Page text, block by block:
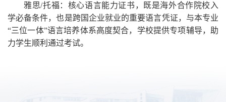
雅思/托福：核心语言能力证书，既是海外合作院校入
学必备条件，也是跨国企业就业的重要语言凭证，与本专业
“三位一体”语言培养体系高度契合，学校提供专项辅导，助
力学生顺利通过考试。